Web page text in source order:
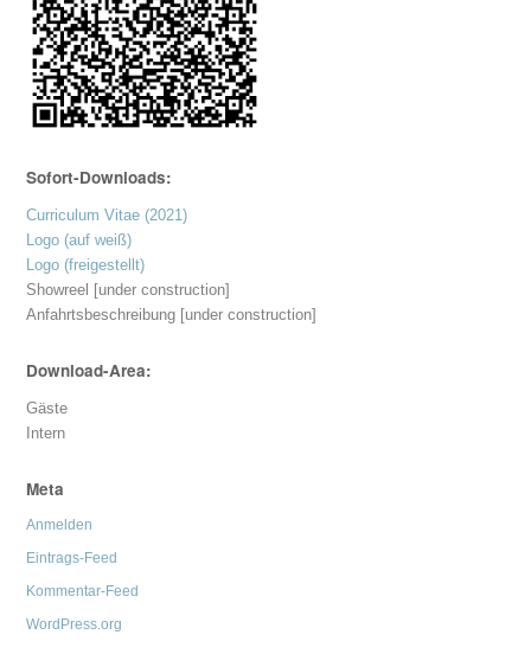
Sofort-Downloads:
Curriculum Vitae (2021)
Logo (auf weiß)
Logo (freigestellt)
Showreel [under construction]
Anfahrtsbeschreibung [under construction]
Download-Area:
Gäste
Intern
Meta
Anmelden
Eintrags-Feed
Kommentar-Feed
WordPress.org